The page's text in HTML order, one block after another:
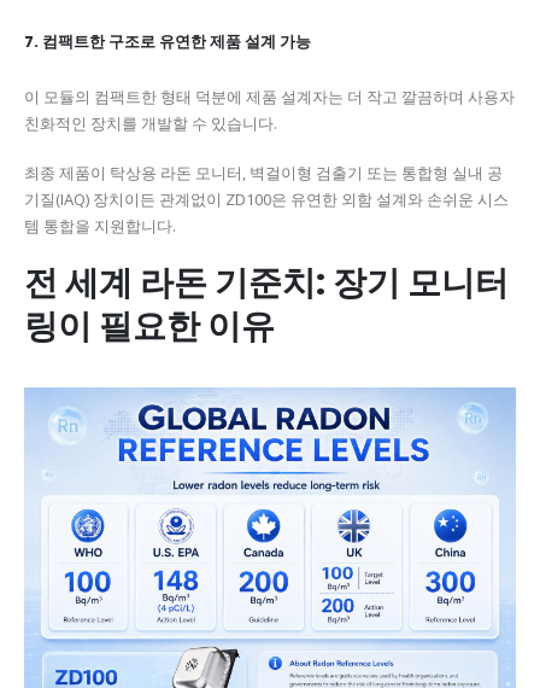
7. 컴팩트한 구조로 유연한 제품 설계 가능
이 모듈의 컴팩트한 형태 덕분에 제품 설계자는 더 작고 깔끔하며 사용자
친화적인 장치를 개발할 수 있습니다.
최종 제품이 탁상용 라돈 모니터, 벽걸이형 검출기 또는 통합형 실내 공
기질(IAQ) 장치이든 관계없이 ZD100은 유연한 외함 설계와 손쉬운 시스
템 통합을 지원합니다.
전 세계 라돈 기준치: 장기 모니터
링이 필요한 이유